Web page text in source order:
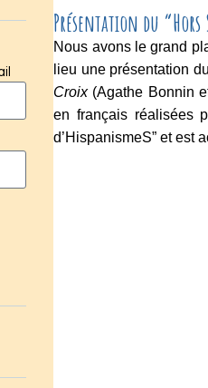
Présentation du “Hors
Nous avons le grand
lieu une présentation
Croix(Agathe Bonnin
en français réalisées
d’HispanismeS” et est